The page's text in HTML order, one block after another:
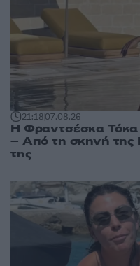
21:1807.08.26
Η Φραντσέσκα Τόκα
– Από τη σκηνή της
της